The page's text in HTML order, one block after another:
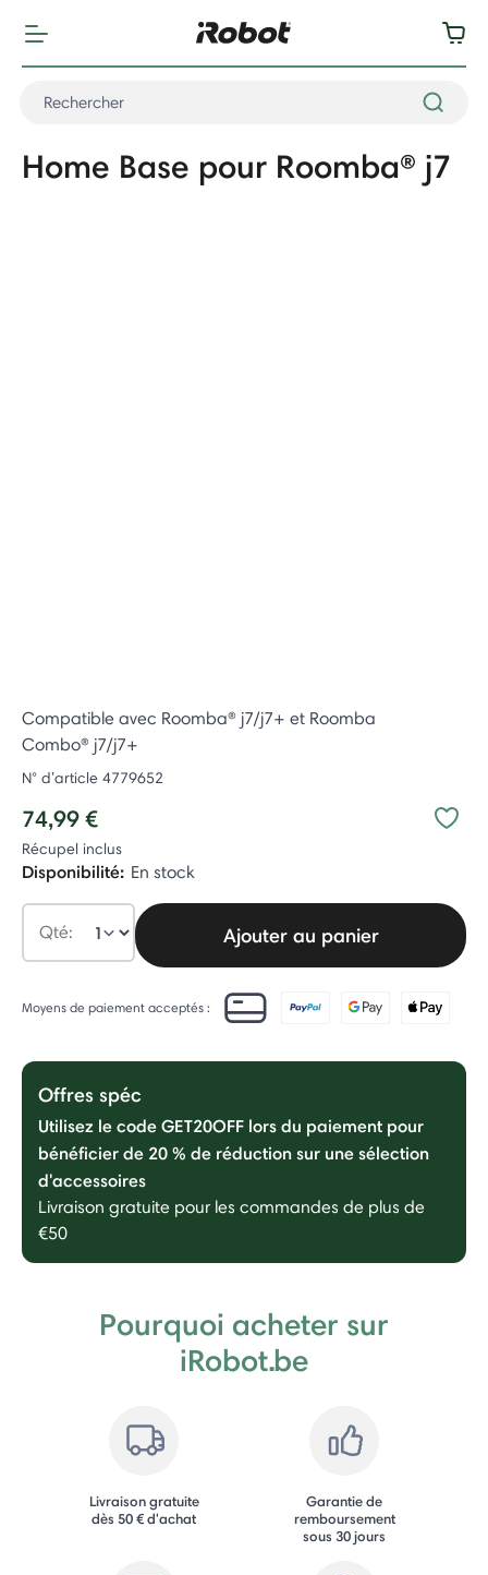
Home Base pour Roomba® j7
Compatible avec Roomba® j7/j7+ et Roomba
Combo® j7/j7+
N° d’article 4779652
74,99 €
Récupel inclus
Disponibilité: En stock
Qté: Ajouter au panier
Moyens de paiement acceptés :
Offres spéc
Utilisez le code GET20OFF lors du paiement pour
bénéficier de 20 % de réduction sur une sélection
d'accessoires
Livraison gratuite pour les commandes de plus de
€50
Pourquoi acheter sur
iRobot.be
Livraison gratuite
dès 50 € d'achat
Garantie de
remboursement
sous 30 jours